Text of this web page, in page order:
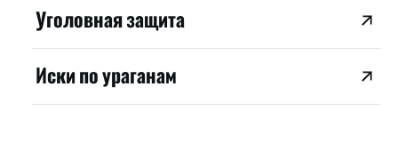
Уголовная защита
Иски по ураганам